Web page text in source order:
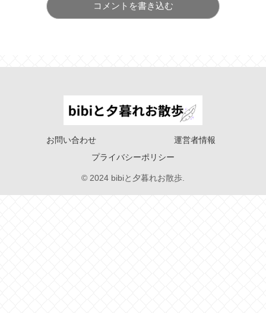
コメントを書き込む
お問い合わせ
運営者情報
プライバシーポリシー
© 2024 bibiと夕暮れお散歩.